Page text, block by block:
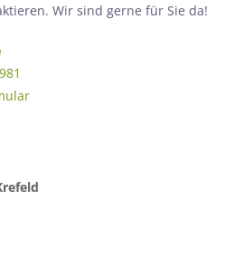
Wir sind gerne für Sie da!